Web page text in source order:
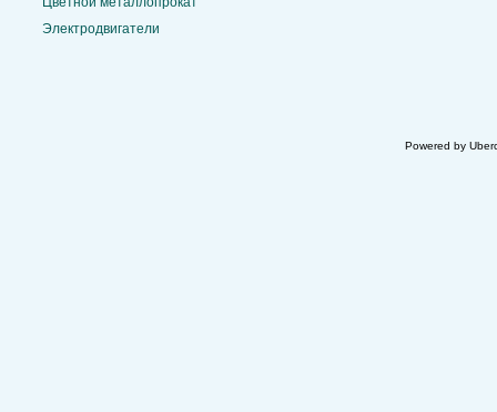
Электродвигатели
Powered by